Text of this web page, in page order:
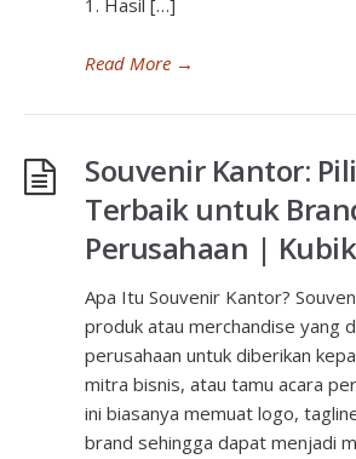
1. Hasil […]
Read More →
Souvenir Kantor:
Terbaik untuk
Perusahaan |
Apa Itu Souvenir Kantor?
produk atau merchandise yang
perusahaan untuk diberikan
mitra bisnis, atau tamu acara
ini biasanya memuat logo,
brand sehingga dapat menjadi